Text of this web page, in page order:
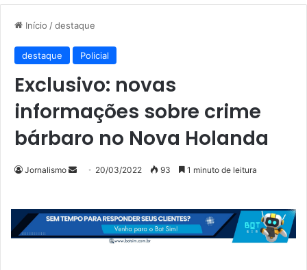
Início /destaque
destaque Policial
Exclusivo: novas
informações sobre crime
bárbaro no Nova Holanda
Jornalismo
Mande
mail
20/03/2022 93 1 minuto de leitura